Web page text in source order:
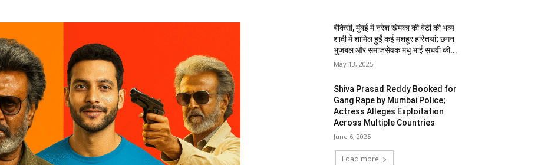
बीकेसी, मुंबई में नरेश खेमका की बेटी की भव्य
शादी में शामिल हुईं कई मशहूर हस्तियां; छगन
भुजबल और समाजसेवक मधु भाई संघवी की...
May 13, 2025
Shiva Prasad Reddy Booked for
Gang Rape by Mumbai Police;
Actress Alleges Exploitation
Across Multiple Countries
June 6, 2025
Load more